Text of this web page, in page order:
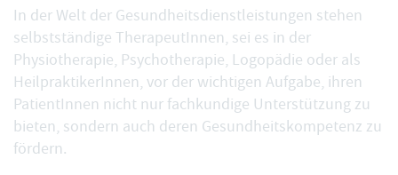
In der Welt der Gesundheitsdienstleistungen stehen
selbstständige TherapeutInnen, sei es in der
Physiotherapie, Psychotherapie, Logopädie oder als
HeilpraktikerInnen, vor der wichtigen Aufgabe, ihren
PatientInnen nicht nur fachkundige Unterstützung zu
bieten, sondern auch deren Gesundheitskompetenz zu
fördern.